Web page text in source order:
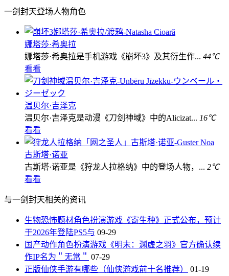
一剑封天登场人物角色
娜塔莎·希奥拉
娜塔莎·希奥拉是手机游戏《崩坏3》及其衍生作... 44℃
看看
温贝尔·吉泽克
温贝尔·吉泽克是动漫《刀剑神域》中的Alicizat... 16℃
看看
古斯塔·诺亚
古斯塔·诺亚是《狩龙人拉格纳》中的登场人物，... 2℃
看看
与一剑封天相关的资讯
生物恐怖题材角色扮演游戏《寄生种》正式公布，预计
于2026年登陆PS5与 09-29
国产动作角色扮演游戏《明末：渊虚之羽》官方确认续
作IP名为＂无常＂ 07-29
正版仙侠手游有哪些（仙侠游戏前十名推荐）
01-19